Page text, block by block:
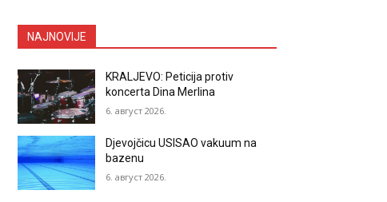
NAJNOVIJE
KRALJEVO: Peticija protiv
koncerta Dina Merlina
6. август 2026.
Djevojčicu USISAO vakuum na
bazenu
6. август 2026.